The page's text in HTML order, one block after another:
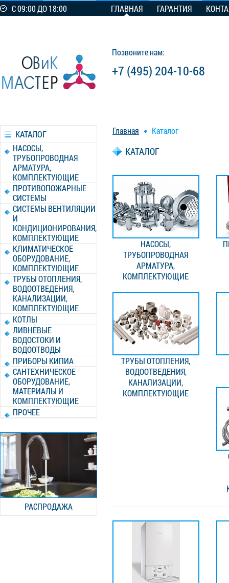
С 09:00 ДО 18:00 ГЛАВНАЯ ГАРАНТИЯ
Позвоните нам:
+7 (495) 204-10-68
КАТАЛОГ
НАСОСЫ,
ТРУБОПРОВОДНАЯ
АРМАТУРА,
КОМПЛЕКТУЮЩИЕ
ПРОТИВОПОЖАРНЫЕ
СИСТЕМЫ
СИСТЕМЫ ВЕНТИЛЯЦИИ
И
КОНДИЦИОНИРОВАНИЯ,
КОМПЛЕКТУЮЩИЕ
КЛИМАТИЧЕСКОЕ
ОБОРУДОВАНИЕ,
КОМПЛЕКТУЮЩИЕ
ТРУБЫ ОТОПЛЕНИЯ,
ВОДООТВЕДЕНИЯ,
КАНАЛИЗАЦИИ,
КОМПЛЕКТУЮЩИЕ
КОТЛЫ
ЛИВНЕВЫЕ
ВОДОСТОКИ И
ВОДООТВОДЫ
ПРИБОРЫ КИПИА
САНТЕХНИЧЕСКОЕ
ОБОРУДОВАНИЕ,
МАТЕРИАЛЫ И
КОМПЛЕКТУЮЩИЕ
ПРОЧЕЕ
РАСПРОДАЖА
Главная Каталог
КАТАЛОГ
НАСОСЫ,
ТРУБОПРОВОДНАЯ
АРМАТУРА,
КОМПЛЕКТУЮЩИЕ
ТРУБЫ ОТОПЛЕНИЯ,
ВОДООТВЕДЕНИЯ,
КАНАЛИЗАЦИИ,
КОМПЛЕКТУЮЩИЕ